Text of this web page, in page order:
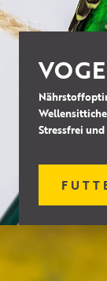
Stressfrei